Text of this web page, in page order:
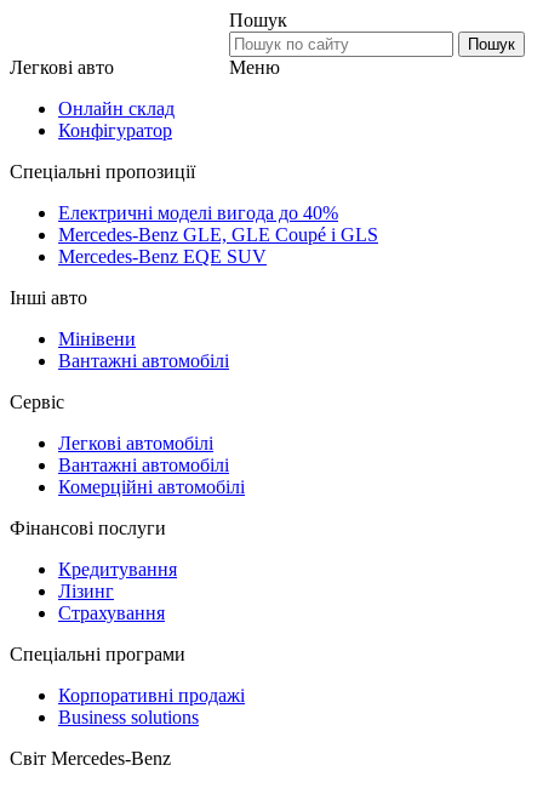
Пошук
Пошук
Меню
Легкові авто
Онлайн склад
Конфігуратор
Спеціальні пропозиції
Електричні моделі вигода до 40%
Mercedes-Benz GLE, GLE Coupé і GLS
Mercedes-Benz EQE SUV
Інші авто
Мінівени
Вантажні автомобілі
Сервіс
Легкові автомобілі
Вантажні автомобілі
Комерційні автомобілі
Фінансові послуги
Кредитування
Лізинг
Страхування
Спеціальні програми
Корпоративні продажі
Business solutions
Світ Mercedes-Benz